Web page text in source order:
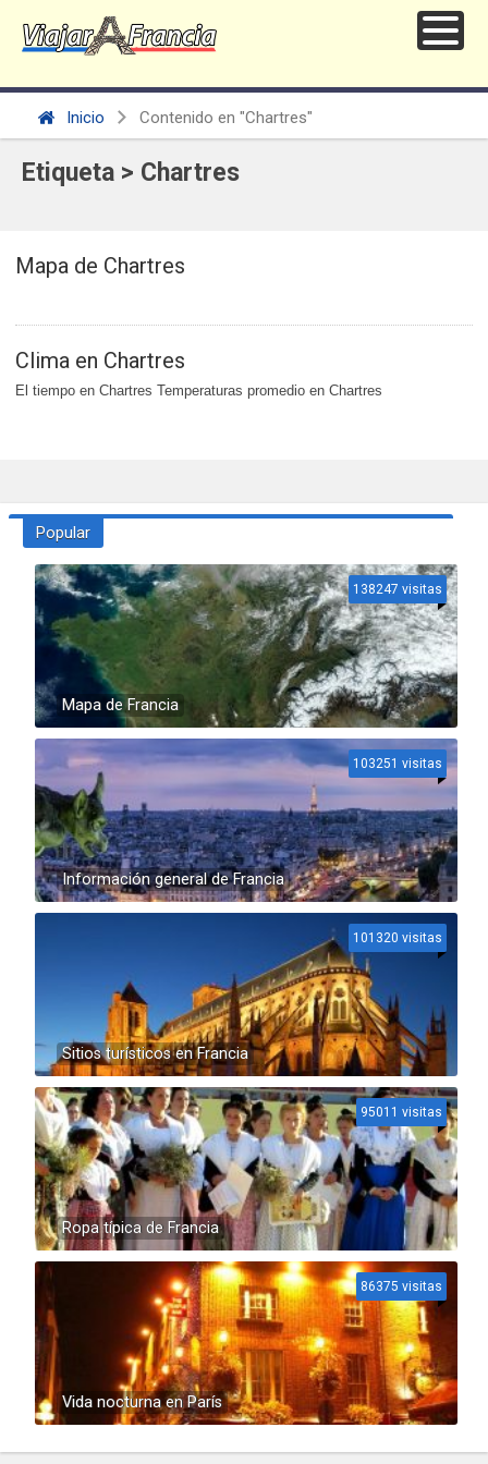
Inicio Contenido en "Chartres"
Etiqueta > Chartres
Mapa de Chartres
Clima en Chartres
El tiempo en Chartres Temperaturas promedio en Chartres
Popular
Mapa de Francia
138247 visitas
Información general de Francia
103251 visitas
Sitios turísticos en Francia
101320 visitas
Ropa típica de Francia
95011 visitas
Vida nocturna en París
86375 visitas